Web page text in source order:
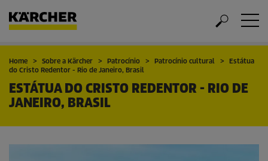
Home Sobre a Kärcher Patrocínio Patrocínio cultural
Estátua
do Cristo Redentor - Rio de Janeiro, Brasil
ESTÁTUA DO CRISTO REDENTOR - RIO DE
JANEIRO, BRASIL